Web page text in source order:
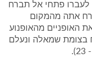
לעברו פתחי אל תברח
אתה מהמקום
האופניים מהאופנוע
בצומת שמאלה ונעלם